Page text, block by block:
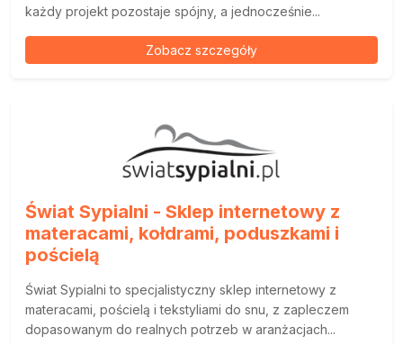
każdy projekt pozostaje spójny, a jednocześnie...
Zobacz szczegóły
Świat Sypialni - Sklep internetowy z
materacami, kołdrami, poduszkami i
pościelą
Świat Sypialni to specjalistyczny sklep internetowy z
materacami, pościelą i tekstyliami do snu, z zapleczem
dopasowanym do realnych potrzeb w aranżacjach...